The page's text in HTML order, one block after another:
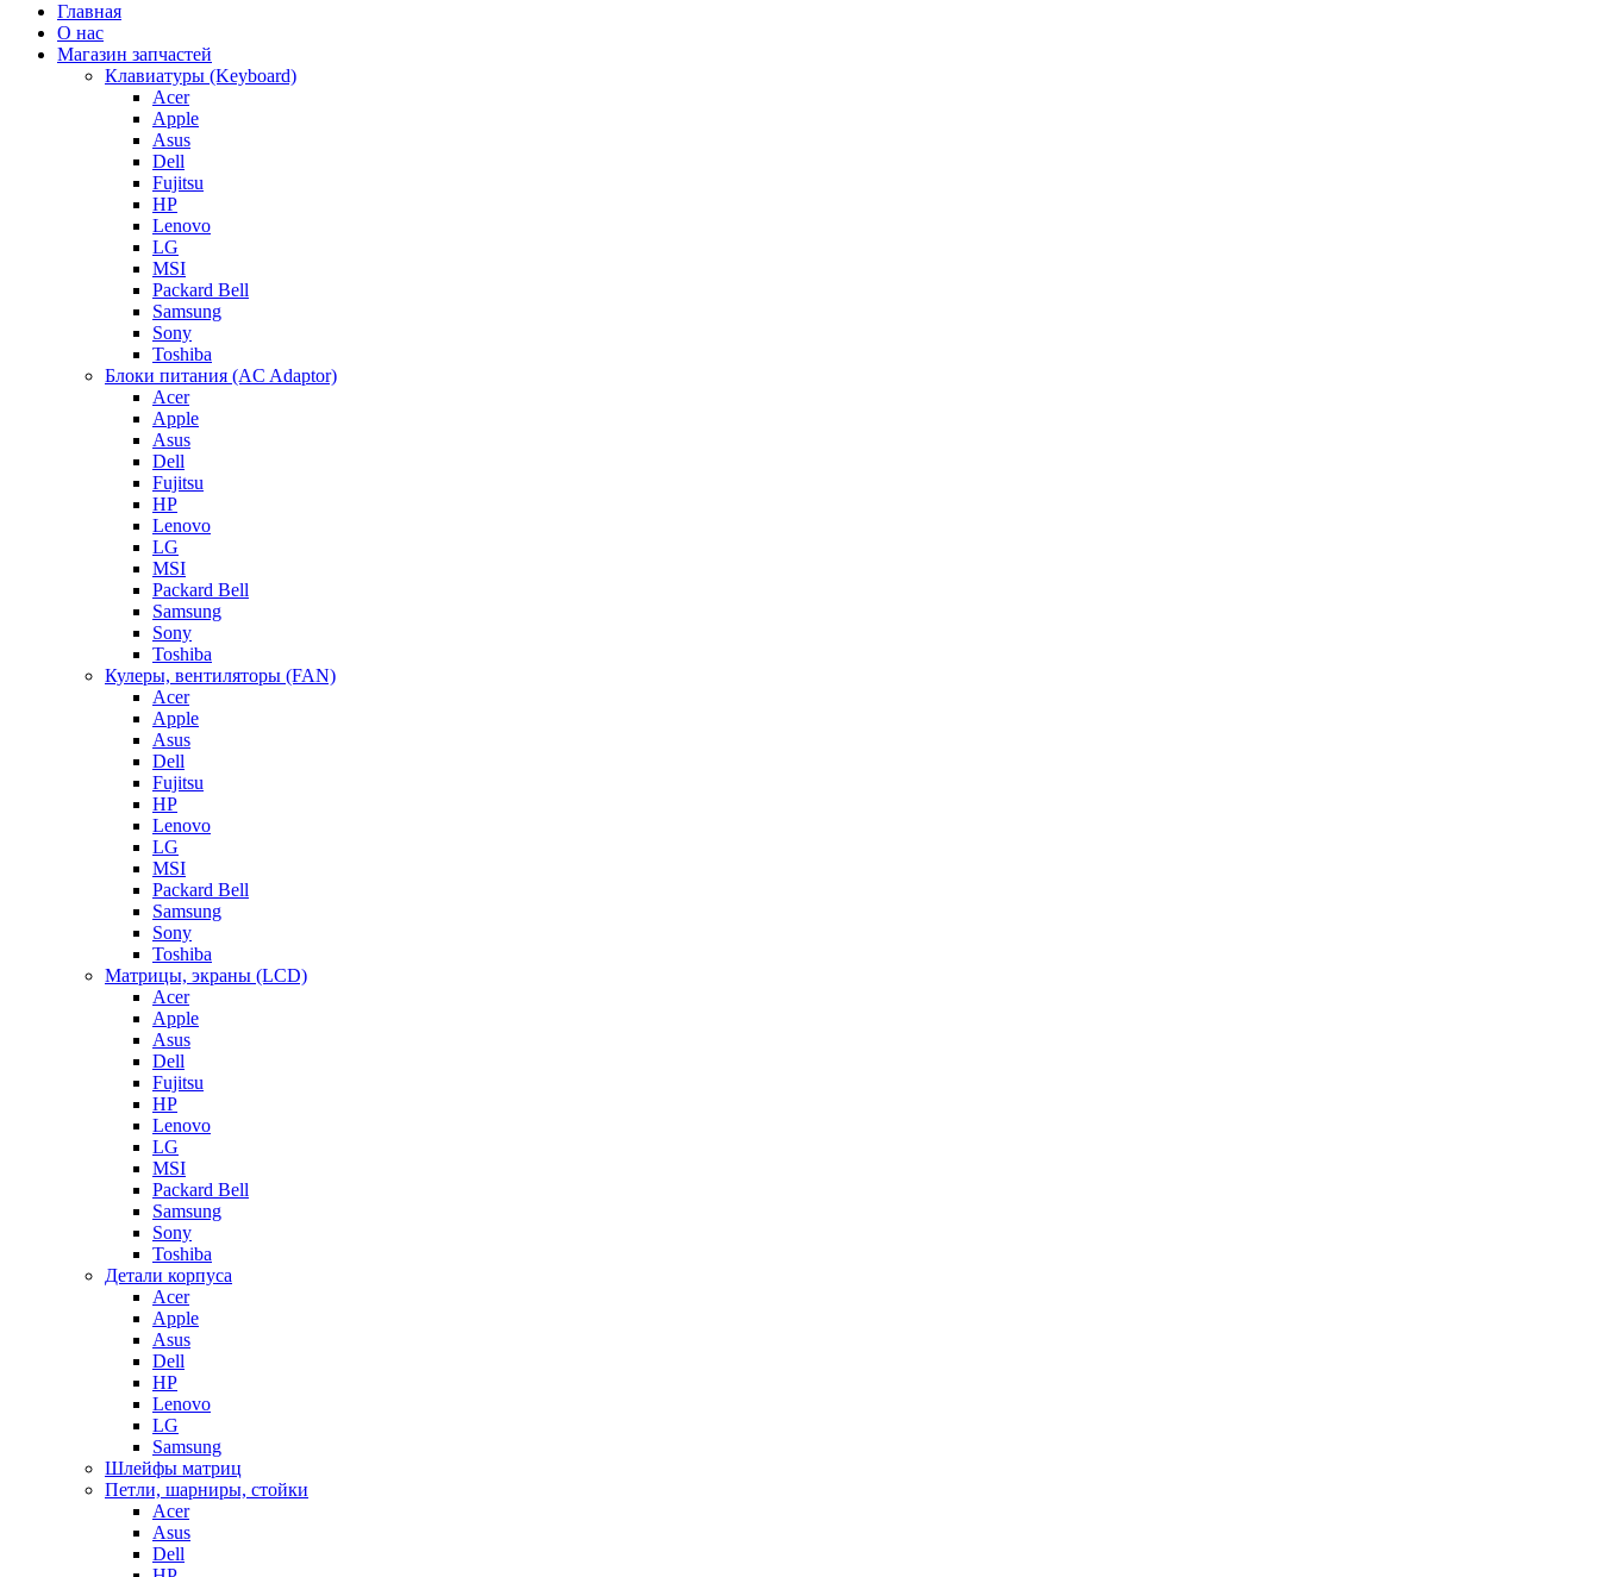
Главная
О нас
Магазин запчастей
Клавиатуры (Keyboard)
Acer
Apple
Asus
Dell
Fujitsu
HP
Lenovo
LG
MSI
Packard Bell
Samsung
Sony
Toshiba
Блоки питания (AC Adaptor)
Acer
Apple
Asus
Dell
Fujitsu
HP
Lenovo
LG
MSI
Packard Bell
Samsung
Sony
Toshiba
Кулеры, вентиляторы (FAN)
Acer
Apple
Asus
Dell
Fujitsu
HP
Lenovo
LG
MSI
Packard Bell
Samsung
Sony
Toshiba
Матрицы, экраны (LCD)
Acer
Apple
Asus
Dell
Fujitsu
HP
Lenovo
LG
MSI
Packard Bell
Samsung
Sony
Toshiba
Детали корпуса
Acer
Apple
Asus
Dell
HP
Lenovo
LG
Samsung
Шлейфы матриц
Петли, шарниры, стойки
Acer
Asus
Dell